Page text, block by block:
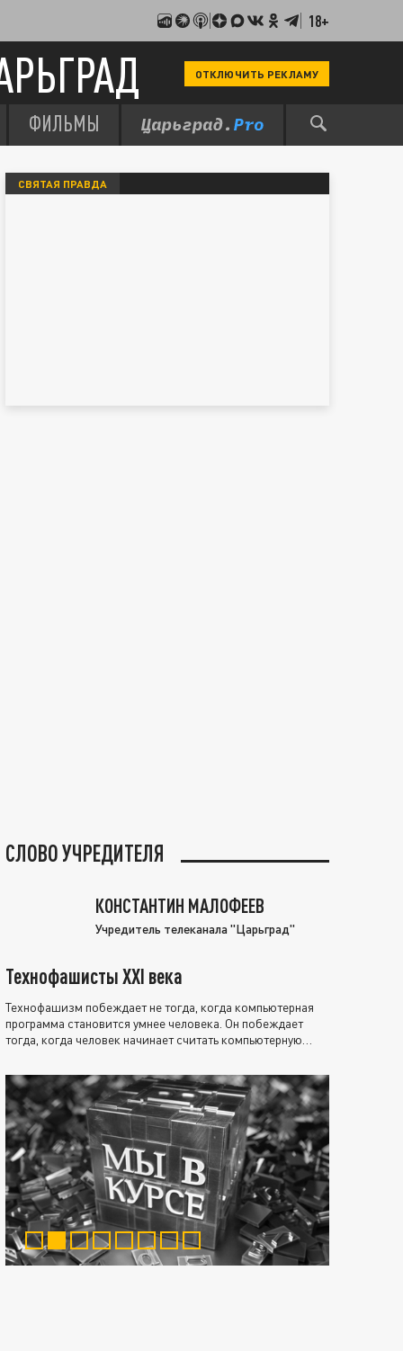
18+
ОТКЛЮЧИТЬ РЕКЛАМУ
ФИЛЬМЫ
СВЯТАЯ ПРАВДА
СЛОВО УЧРЕДИТЕЛЯ
КОНСТАНТИН МАЛОФЕЕВ
Учредитель телеканала "Царьград"
Технофашисты XXI века
Технофашизм побеждает не тогда, когда компьютерная
программа становится умнее человека. Он побеждает
тогда, когда человек начинает считать компьютерную